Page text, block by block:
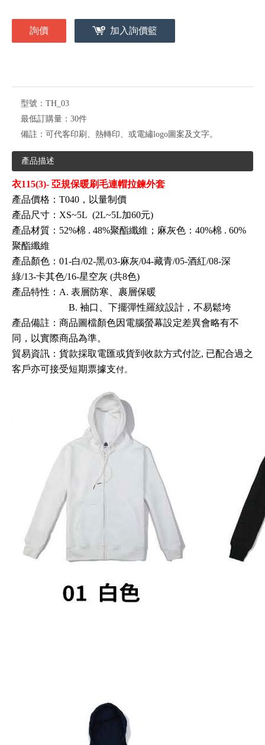
詢價 加入詢價籃
型號： TH_03
最低訂購量： 30件
備註： 可代客印刷、熱轉印、或電繡logo圖案及文字。
產品描述
衣115(3)- 亞規保暖刷毛連帽拉鍊外套
產品價格：T040 ，以量制價
產品尺寸：XS~5L (2L~5L加60元)
產品材質：52%棉 . 48%聚酯纖維；麻灰色：40%棉 . 60%
聚酯纖維
產品顏色：01-白/02-黑/03-麻灰/04-藏青/05-酒紅/08-深
綠/13-卡其色/16-星空灰 (共8色)
產品特性 ： A. 表層防寒 、裹層保暖
B. 袖口、下擺彈性羅紋設計，不易鬆垮
產品備註：商品圖檔顏色因電腦螢幕設定差異會略有不
同，以實際商品為準。
貿易資訊 ： 貨款採取電匯或貨到收款方式付訖, 已配合過之
客戶亦可接受短期票據支付。